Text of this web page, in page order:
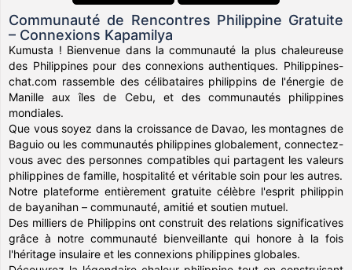
Communauté de Rencontres Philippine Gratuite
– Connexions Kapamilya
Kumusta ! Bienvenue dans la communauté la plus chaleureuse
des Philippines pour des connexions authentiques. Philippines-
chat.com rassemble des célibataires philippins de l'énergie de
Manille aux îles de Cebu, et des communautés philippines
mondiales.
Que vous soyez dans la croissance de Davao, les montagnes de
Baguio ou les communautés philippines globalement, connectez-
vous avec des personnes compatibles qui partagent les valeurs
philippines de famille, hospitalité et véritable soin pour les autres.
Notre plateforme entièrement gratuite célèbre l'esprit philippin
de bayanihan – communauté, amitié et soutien mutuel.
Des milliers de Philippins ont construit des relations significatives
grâce à notre communauté bienveillante qui honore à la fois
l'héritage insulaire et les connexions philippines globales.